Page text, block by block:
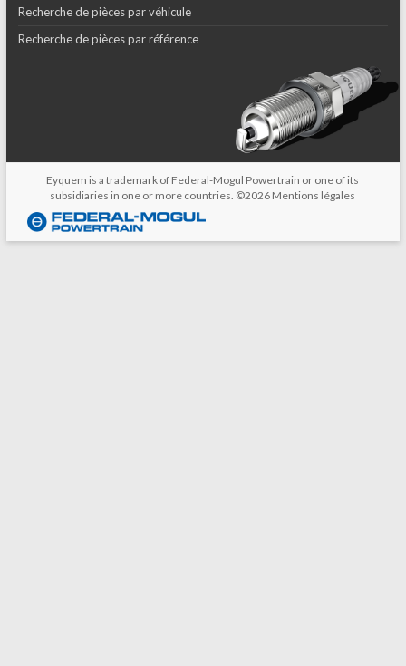
Recherche de pièces par véhicule
Recherche de pièces par référence
Eyquem is a trademark of Federal-Mogul Powertrain or one of its
subsidiaries in one or more countries. ©2026 Mentions légales